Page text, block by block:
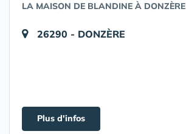
LA MAISON DE BLANDINE À DONZÈRE
26290 - DONZÈRE
Plus d'infos